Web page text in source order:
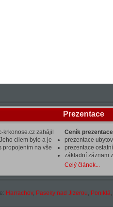
krkonose.cz zahájil
cílem bylo a je
propojením na vše
Prezentace
Ceník
prezentace
prezentace
základní záznam
Celý článek...
Harrachov, Paseky nad Jizerou, Poniklá,